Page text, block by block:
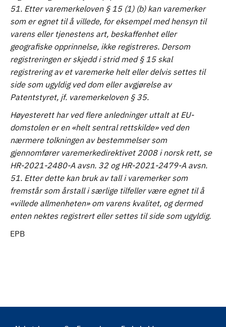
51. Etter varemerkeloven § 15 (1) (b) kan varemerker
som er egnet til å villede, for eksempel med hensyn til
varens eller tjenestens art, beskaffenhet eller
geografiske opprinnelse, ikke registreres. Dersom
registreringen er skjedd i strid med § 15 skal
registrering av et varemerke helt eller delvis settes til
side som ugyldig ved dom eller avgjørelse av
Patentstyret, jf. varemerkeloven § 35.
Høyesterett har ved flere anledninger uttalt at EU-
domstolen er en «helt sentral rettskilde» ved den
nærmere tolkningen av bestemmelser som
gjennomfører varemerkedirektivet 2008 i norsk rett, se
HR-2021-2480-A avsn. 32 og HR-2021-2479-A avsn.
51. Etter dette kan bruk av tall i varemerker som
fremstår som årstall i særlige tilfeller være egnet til å
«villede allmenheten» om varens kvalitet, og dermed
enten nektes registrert eller settes til side som ugyldig.
EPB